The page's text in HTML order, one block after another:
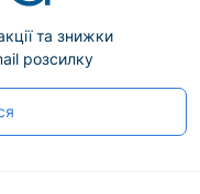
та знижки
розсилку